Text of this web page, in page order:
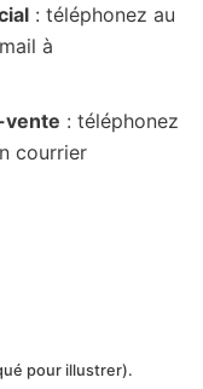
: téléphonez au
à
vente : téléphonez
courrier
pour illustrer).